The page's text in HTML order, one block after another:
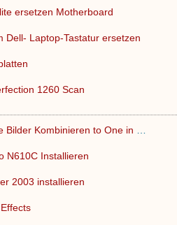
ersetzen Motherboard
Dell- Laptop-Tastatur ersetzen
1260 Scan
N610C Installieren
2003 installieren